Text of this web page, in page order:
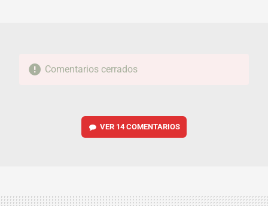
Comentarios cerrados
VER 14 COMENTARIOS